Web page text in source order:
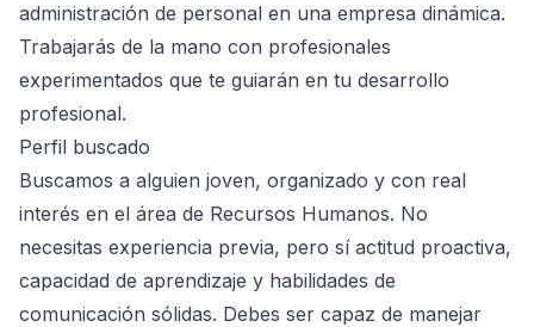
administración de personal en una empresa dinámica.
Trabajarás de la mano con profesionales
experimentados que te guiarán en tu desarrollo
profesional.
Perfil buscado
Buscamos a alguien joven, organizado y con real
interés en el área de Recursos Humanos. No
necesitas experiencia previa, pero sí actitud proactiva,
capacidad de aprendizaje y habilidades de
comunicación sólidas. Debes ser capaz de manejar